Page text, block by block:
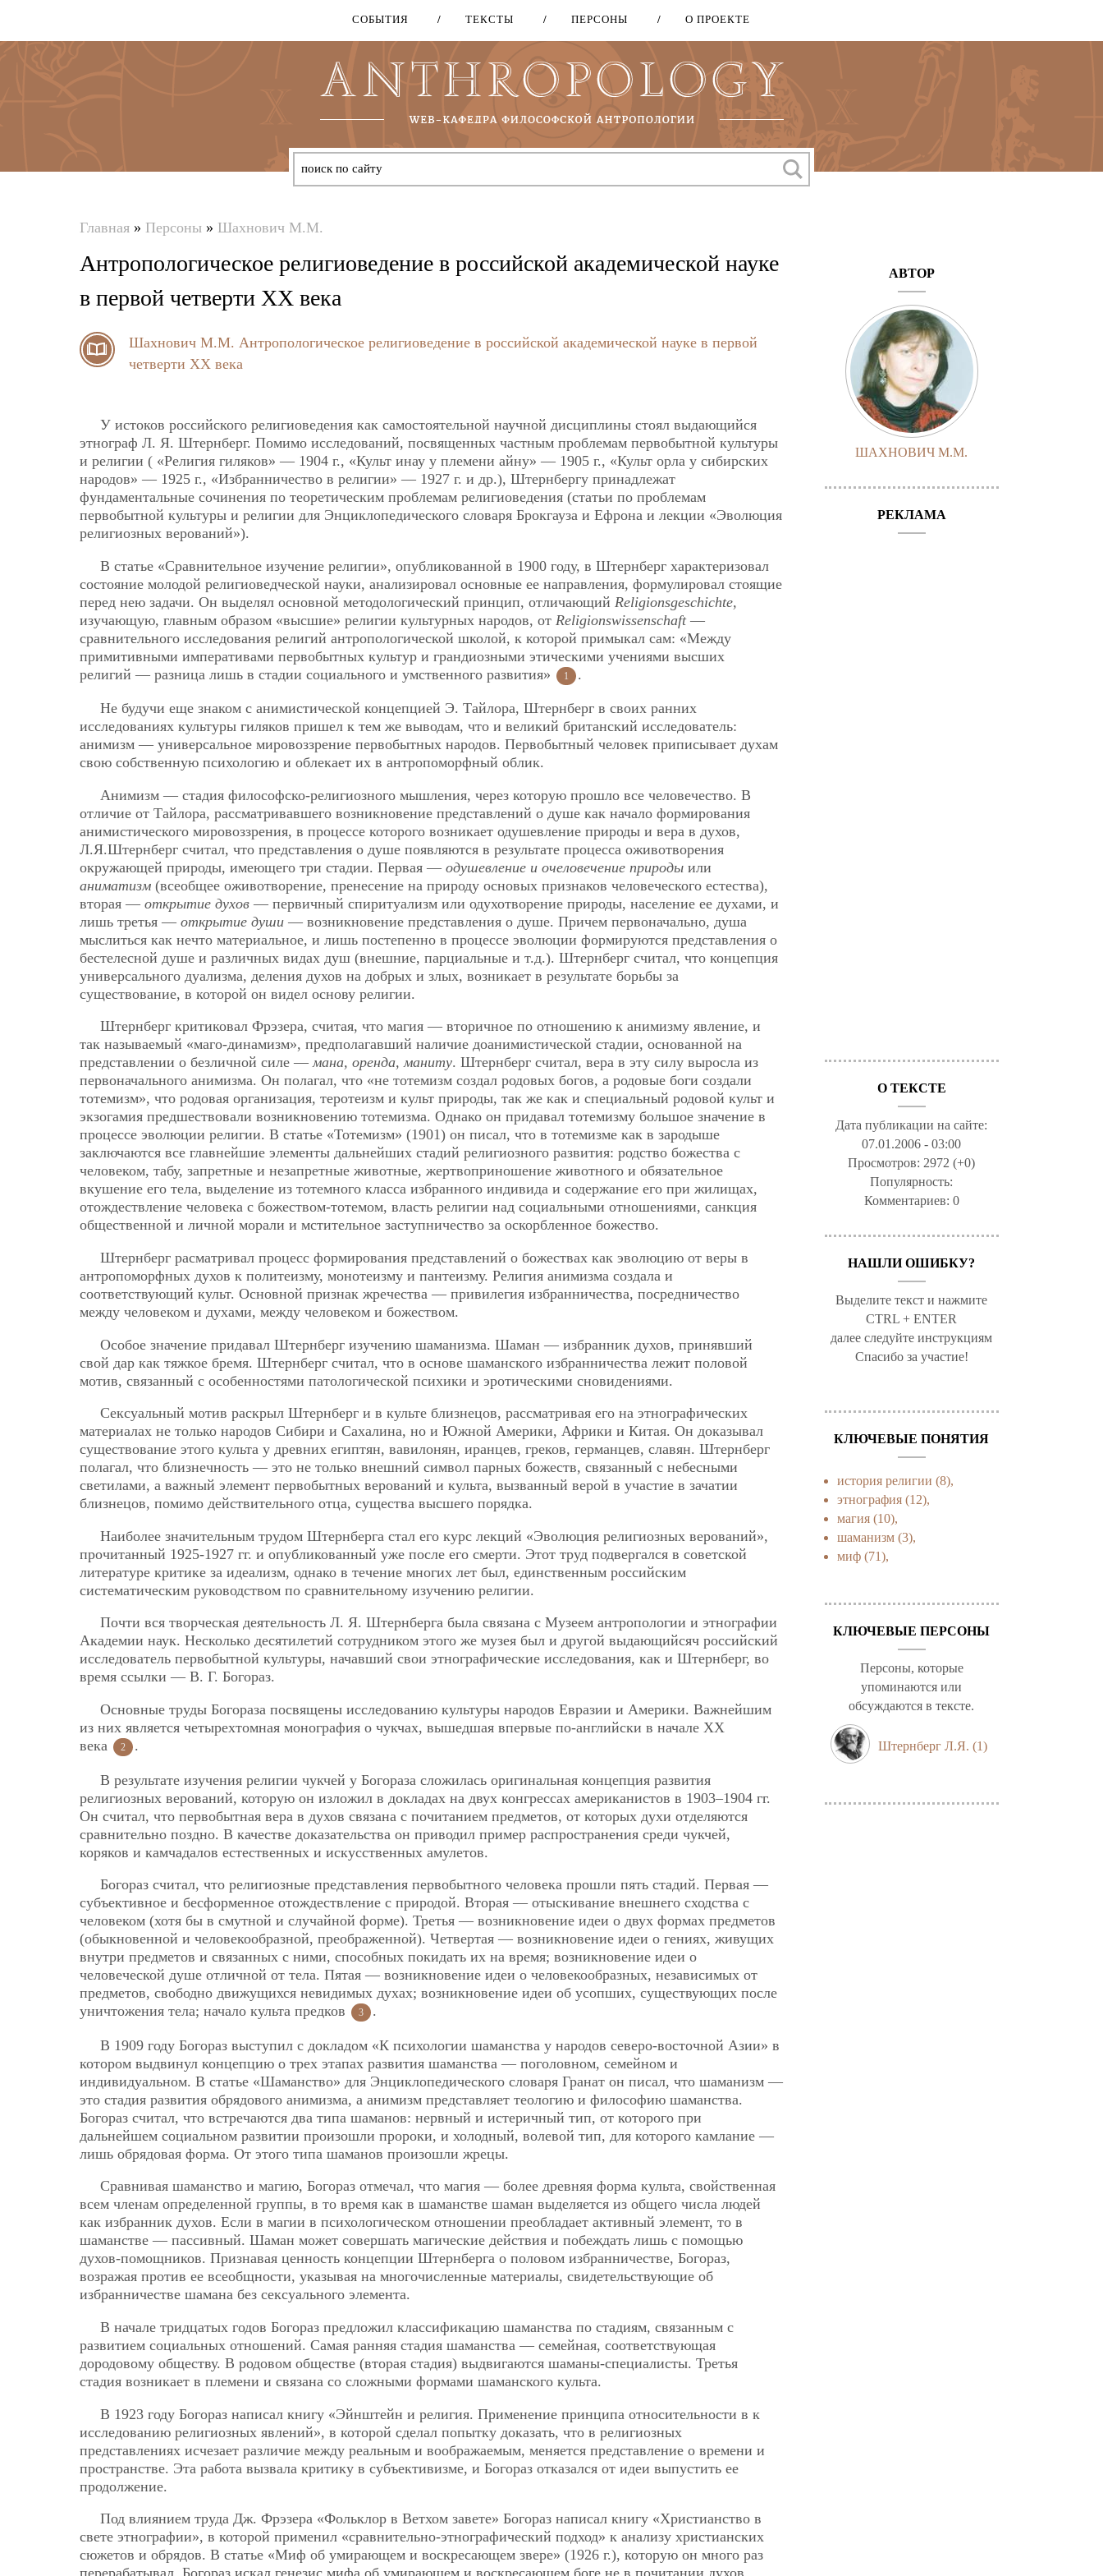
Перейти
основному
содержанию
СОБЫТИЯ ТЕКСТЫ ПЕРСОНЫ О ПРОЕКТЕ
здесь
Главная » Персоны » Шахнович М.М.
Антропологическое религиоведение в российской академической науке
в первой четверти ХХ века
Шахнович М.М. Антропологическое религиоведение в российской академической науке в первой
четверти ХХ века
У истоков российского религиоведения как самостоятельной научной дисциплины стоял выдающийся
этнограф Л. Я. Штернберг. Помимо исследований, посвященных частным проблемам первобытной культуры
и религии ( «Религия гиляков» — 1904 г., «Культ инау у племени айну» — 1905 г., «Культ орла у сибирских
народов» — 1925 г., «Избранничество в религии» — 1927 г. и др.), Штернбергу принадлежат
фундаментальные сочинения по теоретическим проблемам религиоведения (статьи по проблемам
первобытной культуры и религии для Энциклопедического словаря Брокгауза и Ефрона и лекции «Эволюция
религиозных верований»).
В статье «Сравнительное изучение религии», опубликованной в 1900 году, в Штернберг характеризовал
состояние молодой религиоведческой науки, анализировал основные ее направления, формулировал стоящие
перед нею задачи. Он выделял основной методологический принцип, отличающий Religionsgeschichte,
изучающую, главным образом «высшие» религии культурных народов, от Religionswissenschaft—
сравнительного исследования религий антропологической школой, к которой примыкал сам: «Между
примитивными императивами первобытных культур и грандиозными этическими учениями высших
религий — разница лишь в стадии социального и умственного развития»
1 .
Не будучи еще знаком с анимистической концепцией Э. Тайлора, Штернберг в своих ранних
исследованиях культуры гиляков пришел к тем же выводам, что и великий британский исследователь:
анимизм — универсальное мировоззрение первобытных народов. Первобытный человек приписывает духам
свою собственную психологию и облекает их в антропоморфный облик.
Анимизм — стадия философско-религиозного мышления, через которую прошло все человечество. В
отличие от Тайлора, рассматривавшего возникновение представлений о душе как начало формирования
анимистического мировоззрения, в процессе которого возникает одушевление природы и вера в духов,
Л.Я.Штернберг считал, что представления о душе появляются в результате процесса оживотворения
окружающей природы, имеющего три стадии. Первая — одушевление и очеловечение природы или
аниматизм (всеобщее оживотворение, пренесение на природу основых признаков человеческого естества),
вторая — открытие духов — первичный спиритуализм или одухотворение природы, население ее духами, и
лишь третья — открытие души — возникновение представления о душе. Причем первоначально, душа
мыслиться как нечто материальное, и лишь постепенно в процессе эволюции формируются представления о
бестелесной душе и различных видах душ (внешние, парциальные и т.д.). Штернберг считал, что концепция
универсального дуализма, деления духов на добрых и злых, возникает в результате борьбы за
существование, в которой он видел основу религии.
Штернберг критиковал Фрэзера, считая, что магия — вторичное по отношению к анимизму явление, и
так называемый «маго-динамизм», предполагавший наличие доанимистической стадии, основанной на
представлении о безличной силе —мана, оренда, маниту. Штернберг считал, вера в эту силу выросла из
первоначального анимизма. Он полагал, что «не тотемизм создал родовых богов, а родовые боги создали
тотемизм», что родовая организация, теротеизм и культ природы, так же как и специальный родовой культ и
экзогамия предшествовали возникновению тотемизма. Однако он придавал тотемизму большое значение в
процессе эволюции религии. В статье «Тотемизм» (1901) он писал, что в тотемизме как в зародыше
заключаются все главнейшие элементы дальнейших стадий религиозного развития: родство божества с
человеком, табу, запретные и незапретные животные, жертвоприношение животного и обязательное
вкушение его тела, выделение из тотемного класса избранного индивида и содержание его при жилищах,
отождествление человека с божеством-тотемом, власть религии над социальными отношениями, санкция
общественной и личной морали и мстительное заступничество за оскорбленное божество.
Штернберг расматривал процесс формирования представлений о божествах как эволюцию от веры в
антропоморфных духов к политеизму, монотеизму и пантеизму. Религия анимизма создала и
соответствующий культ. Основной признак жречества — привилегия избранничества, посредничество
между человеком и духами, между человеком и божеством.
Особое значение придавал Штернберг изучению шаманизма. Шаман — избранник духов, принявший
свой дар как тяжкое бремя. Штернберг считал, что в основе шаманского избранничества лежит половой
мотив, связанный с особенностями патологической психики и эротическими сновидениями.
Сексуальный мотив раскрыл Штернберг и в культе близнецов, рассматривая его на этнографических
материалах не только народов Сибири и Сахалина, но и Южной Америки, Африки и Китая. Он доказывал
существование этого культа у древних египтян, вавилонян, иранцев, греков, германцев, славян. Штернберг
полагал, что близнечность — это не только внешний символ парных божеств, связанный с небесными
светилами, а важный элемент первобытных верований и культа, вызванный верой в участие в зачатии
близнецов, помимо действительного отца, существа высшего порядка.
Наиболее значительным трудом Штернберга стал его курс лекций «Эволюция религиозных верований»,
прочитанный 1925-1927 гг. и опубликованный уже после его смерти. Этот труд подвергался в советской
литературе критике за идеализм, однако в течение многих лет был, единственным российским
систематическим руководством по сравнительному изучению религии.
Почти вся творческая деятельность Л. Я. Штернберга была связана с Музеем антропологии и этнографии
Академии наук. Несколько десятилетий сотрудником этого же музея был и другой выдающийсяч российский
исследователь первобытной культуры, начавший свои этнографические исследования, как и Штернберг, во
время ссылки — В. Г. Богораз.
Основные труды Богораза посвящены исследованию культуры народов Евразии и Америки. Важнейшим
из них является четырехтомная монография о чукчах, вышедшая впервые по-английски в начале ХХ
века
2 .
В результате изучения религии чукчей у Богораза сложилась оригинальная концепция развития
религиозных верований, которую он изложил в докладах на двух конгрессах американистов в 1903–1904 гг.
Он считал, что первобытная вера в духов связана с почитанием предметов, от которых духи отделяются
сравнительно поздно. В качестве доказательства он приводил пример распространения среди чукчей,
коряков и камчадалов естественных и искусственных амулетов.
Богораз считал, что религиозные представления первобытного человека прошли пять стадий. Первая —
субъективное и бесформенное отождествление с природой. Вторая — отыскивание внешнего сходства с
человеком (хотя бы в смутной и случайной форме). Третья — возникновение идеи о двух формах предметов
(обыкновенной и человекообразной, преображенной). Четвертая — возникновение идеи о гениях, живущих
внутри предметов и связанных с ними, способных покидать их на время; возникновение идеи о
человеческой душе отличной от тела. Пятая — возникновение идеи о человекообразных, независимых от
предметов, свободно движущихся невидимых духах; возникновение идеи об усопших, существующих после
уничтожения тела; начало культа предков
3 .
В 1909 году Богораз выступил с докладом «К психологии шаманства у народов северо-восточной Азии» в
котором выдвинул концепцию о трех этапах развития шаманства — поголовном, семейном и
индивидуальном. В статье «Шаманство» для Энциклопедического словаря Гранат он писал, что шаманизм —
это стадия развития обрядового анимизма, а анимизм представляет теологию и философию шаманства.
Богораз считал, что встречаются два типа шаманов: нервный и истеричный тип, от которого при
дальнейшем социальном развитии произошли пророки, и холодный, волевой тип, для которого камлание —
лишь обрядовая форма. От этого типа шаманов произошли жрецы.
Сравнивая шаманство и магию, Богораз отмечал, что магия — более древняя форма культа, свойственная
всем членам определенной группы, в то время как в шаманстве шаман выделяется из общего числа людей
как избранник духов. Если в магии в психологическом отношении преобладает активный элемент, то в
шаманстве — пассивный. Шаман может совершать магические действия и побеждать лишь с помощью
духов-помощников. Признавая ценность концепции Штернберга о половом избранничестве, Богораз,
возражая против ее всеобщности, указывая на многочисленные материалы, свидетельствующие об
избранничестве шамана без сексуального элемента.
В начале тридцатых годов Богораз предложил классификацию шаманства по стадиям, связанным с
развитием социальных отношений. Самая ранняя стадия шаманства — семейная, соответствующая
дородовому обществу. В родовом обществе (вторая стадия) выдвигаются шаманы-специалисты. Третья
стадия возникает в племени и связана со сложными формами шаманского культа.
В 1923 году Богораз написал книгу «Эйнштейн и религия. Применение принципа относительности в к
исследованию религиозных явлений», в которой сделал попытку доказать, что в религиозных
представлениях исчезает различие между реальным и воображаемым, меняется представление о времени и
пространстве. Эта работа вызвала критику в субъективизме, и Богораз отказался от идеи выпустить ее
продолжение.
Под влиянием труда Дж. Фрэзера «Фольклор в Ветхом завете» Богораз написал книгу «Христианство в
свете этнографии», в которой применил «сравнительно-этнографический подход» к анализу христианских
сюжетов и обрядов. В статье «Миф об умирающем и воскресающем звере» (1926 г.), которую он много раз
АВТОР
ШАХНОВИЧ М.М.
РЕКЛАМА
О ТЕКСТЕ
Дата публикации на сайте:
07.01.2006 - 03:00
Просмотров: 2972 (+0)
Популярность:
Комментариев: 0
НАШЛИ ОШИБКУ?
Выделите текст и нажмите
CTRL + ENTER
далее следуйте инструкциям
Спасибо за участие!
КЛЮЧЕВЫЕ ПОНЯТИЯ
история религии (8),
этнография (12),
магия (10),
шаманизм (3),
миф (71),
КЛЮЧЕВЫЕ ПЕРСОНЫ
Персоны, которые
упоминаются или
обсуждаются в тексте.
Штернберг Л.Я. (1)